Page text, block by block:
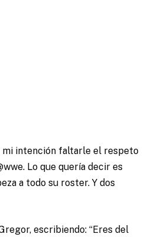
mi intención faltarle el respeto
Lo que quería decir es
a todo su roster. Y dos
escribiendo: “Eres del